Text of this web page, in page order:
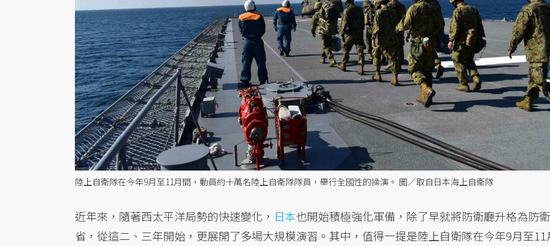
陸上自衛隊在今年9月至11月間，動員約十萬名陸上自衛隊隊員，舉行全國性的操演。 圖／取自日本海上自衛隊
近年來，隨著西太平洋局勢的快速變化， 日本也開始積極強化軍備，除了早就將防衛廳升格為防衛
省，從這二、三年開始，更展開了多場大規模演習。其中，值得一提是陸上自衛隊在今年9月至11